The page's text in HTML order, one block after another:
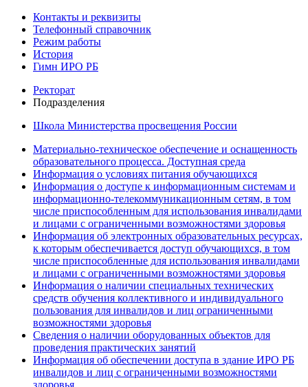
Контакты и реквизиты
Телефонный справочник
Режим работы
История
Гимн ИРО РБ
Ректорат
Подразделения
Школа Министерства просвещения России
Материально-техническое обеспечение и оснащенность
образовательного процесса. Доступная среда
Информация о условиях питания обучающихся
Информация о доступе к информационным системам и
информационно-телекоммуникационным сетям, в том
числе приспособленным для использования инвалидами
и лицами с ограниченными возможностями здоровья
Информация об электронных образовательных ресурсах,
к которым обеспечивается доступ обучающихся, в том
числе приспособленные для использования инвалидами
и лицами с ограниченными возможностями здоровья
Информация о наличии специальных технических
средств обучения коллективного и индивидуального
пользования для инвалидов и лиц ограниченными
возможностями здоровья
Сведения о наличии оборудованных объектов для
проведения практических занятий
Информация об обеспечении доступа в здание ИРО РБ
инвалидов и лиц с ограниченными возможностями
здоровья